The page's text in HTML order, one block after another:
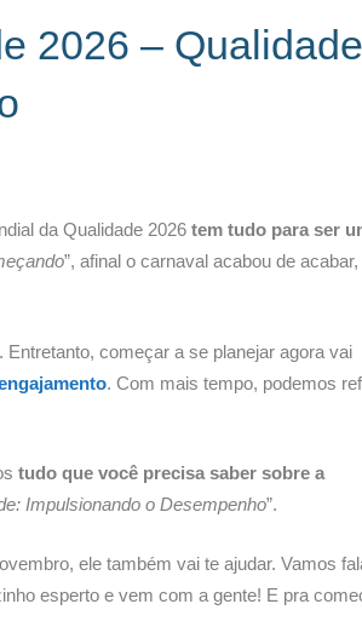
2026 –
da Qualidade 2026 tem tudo para ser
”, afinal o carnaval acabou de acabar,
começar a se planejar agora vai
. Com mais tempo, podemos
tudo que você precisa saber sobre a
Impulsionando o Desempenho”.
ele também vai te ajudar. Vamos
esperto e vem com a gente! E pra